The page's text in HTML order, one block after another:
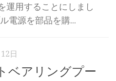
運用することにしまし
電源を部品を購...
日
ベアリングプー